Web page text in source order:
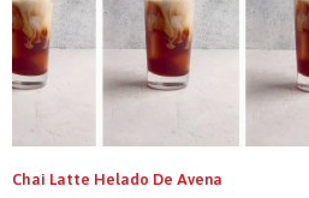
Chai Latte Helado De Avena